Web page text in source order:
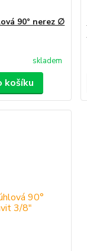
90° nerez ∅
skladem
košíku